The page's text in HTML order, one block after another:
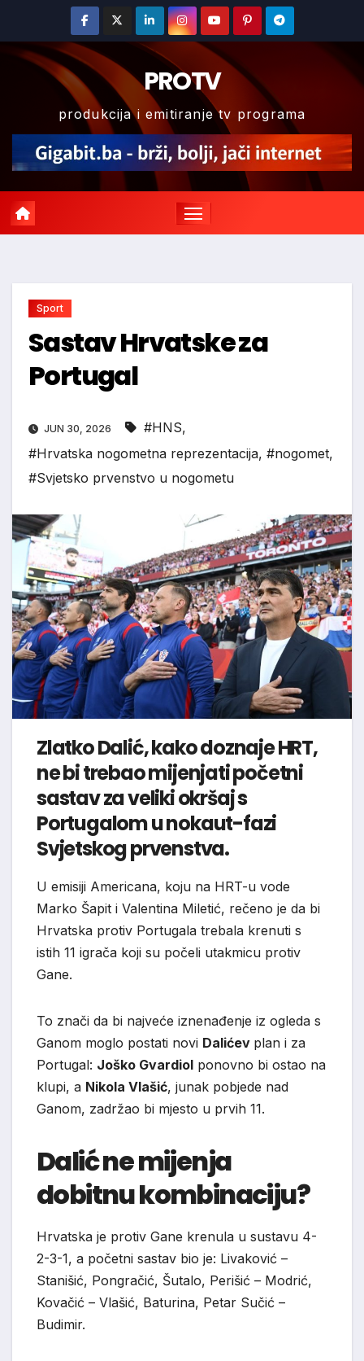
content
PROTV
produkcija i emitiranje tv programa
Sport
Sastav Hrvatske za
Portugal
JUN 30, 2026 #HNS,
#Hrvatska nogometna reprezentacija, #nogomet,
#Svjetsko prvenstvo u nogometu
Zlatko Dalić, kako doznaje HRT,
ne bi trebao mijenjati početni
sastav za veliki okršaj s
Portugalom u nokaut-fazi
Svjetskog prvenstva.
U emisiji Americana, koju na HRT-u vode
Marko Šapit i Valentina Miletić, rečeno je da bi
Hrvatska protiv Portugala trebala krenuti s
istih 11 igrača koji su počeli utakmicu protiv
Gane.
To znači da bi najveće iznenađenje iz ogleda s
Ganom moglo postati novi Dalićev plan i za
Portugal: Joško Gvardiol ponovno bi ostao na
klupi, a Nikola Vlašić, junak pobjede nad
Ganom, zadržao bi mjesto u prvih 11.
Dalić ne mijenja
dobitnu kombinaciju?
Hrvatska je protiv Gane krenula u sustavu 4-
2-3-1, a početni sastav bio je: Livaković –
Stanišić, Pongračić, Šutalo, Perišić – Modrić,
Kovačić – Vlašić, Baturina, Petar Sučić –
Budimir.